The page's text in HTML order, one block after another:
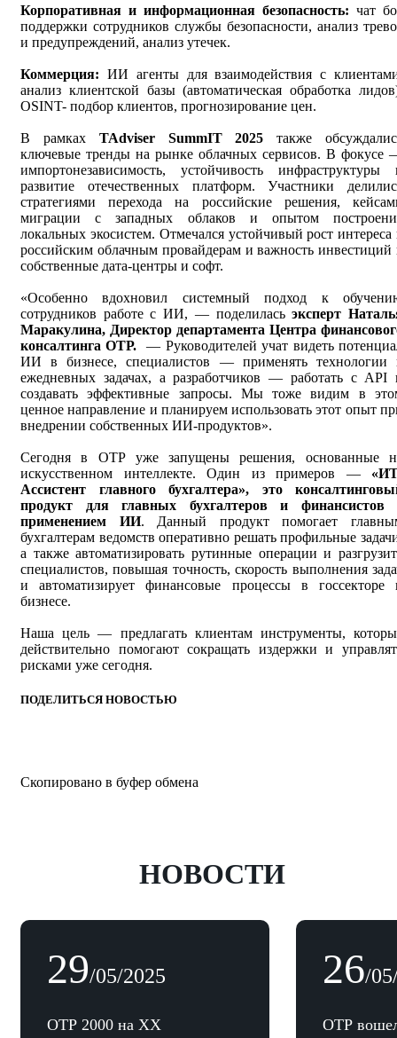
Корпоративная и информационная безопасность: чат
поддержки сотрудников службы безопасности, анализ
и предупреждений, анализ утечек.
Коммерция: ИИ агенты для взаимодействия с
анализ клиентской базы (автоматическая обработка
OSINT- подбор клиентов, прогнозирование цен.
В рамках TAdviser SummIT 2025 также
ключевые тренды на рынке облачных сервисов. В фокусе
импортонезависимость, устойчивость инфраструктуры
развитие отечественных платформ. Участники
стратегиями перехода на российские решения,
миграции с западных облаков и опытом
локальных экосистем. Отмечался устойчивый рост интереса
российским облачным провайдерам и важность инвестиций
собственные дата-центры и софт.
«Особенно вдохновил системный подход к
сотрудников работе с ИИ, — поделиласьэксперт
Маракулина, Директор департамента Центра
консалтинга ОТР.
— Руководителей учат видеть
ИИ в бизнесе, специалистов — применять технологии
ежедневных задачах, а разработчиков — работать с API
создавать эффективные запросы. Мы тоже видим в
ценное направление и планируем использовать этот опыт
внедрении собственных ИИ-продуктов».
Сегодня в ОТР уже запущены решения, основанные
искусственном интеллекте. Один из примеров —
Ассистент главного бухгалтера», это
продукт для главных бухгалтеров и финансистов
применением ИИ. Данный продукт помогает
бухгалтерам ведомств оперативно решать профильные
а также автоматизировать рутинные операции и
специалистов, повышая точность, скорость выполнения
и автоматизирует финансовые процессы в госсекторе
бизнесе.
Наша цель — предлагать клиентам инструменты,
действительно помогают сокращать издержки и
рисками уже сегодня.
ПОДЕЛИТЬСЯ НОВОСТЬЮ
Скопировано в буфер обмена
НОВОСТИ
29/05/2025
ОТР 2000 на XX
26/
ОТР